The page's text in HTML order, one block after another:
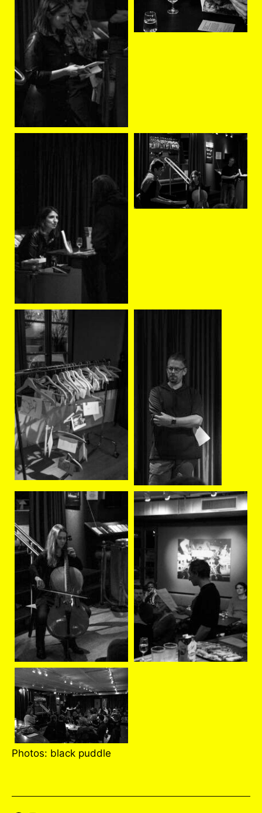
Photos: black puddle